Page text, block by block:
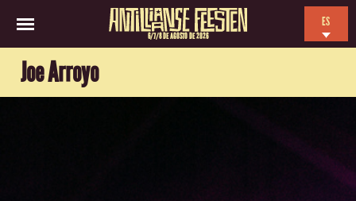
6/7/8 DE AGOSTO DE 2026
ES
Joe Arroyo